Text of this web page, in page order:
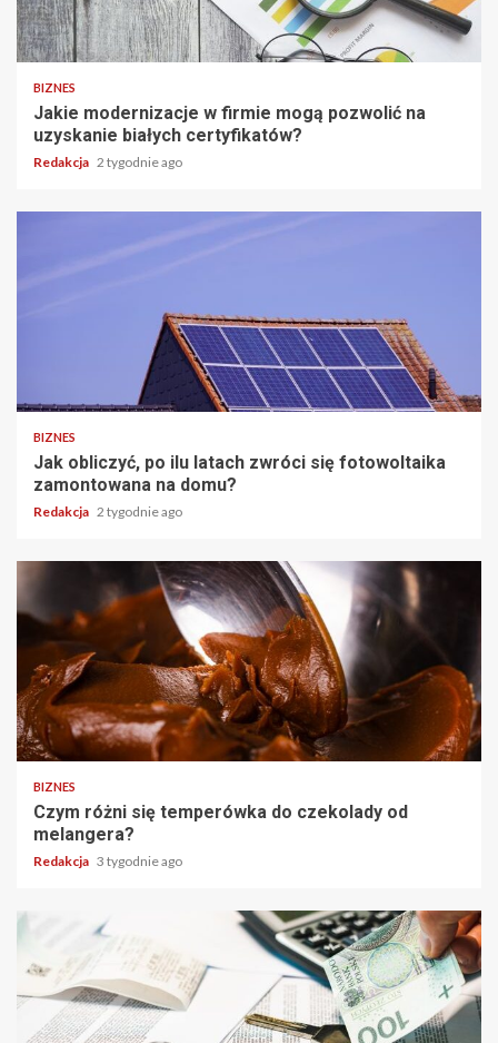
BIZNES
Jakie modernizacje w firmie mogą pozwolić na
uzyskanie białych certyfikatów?
Redakcja 2 tygodnie ago
BIZNES
Jak obliczyć, po ilu latach zwróci się fotowoltaika
zamontowana na domu?
Redakcja 2 tygodnie ago
BIZNES
Czym różni się temperówka do czekolady od
melangera?
Redakcja 3 tygodnie ago